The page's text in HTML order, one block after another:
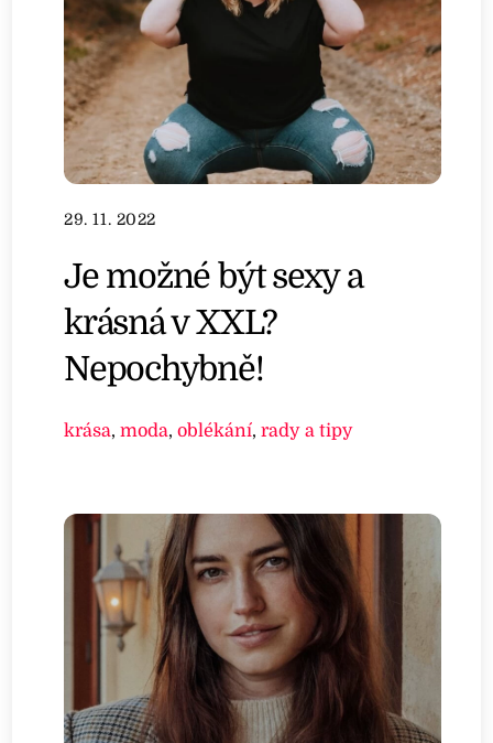
29. 11. 2022
Je možné být sexy a
krásná v XXL?
Nepochybně!
krása,moda,oblékání,rady a tipy